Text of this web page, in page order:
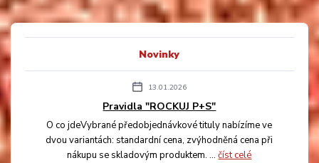
Novinky
13.01.2026
Pravidla "ROCKUJ P+S"
O co jdeVybrané předobjednávkové tituly nabízíme ve
dvou variantách: standardní cena, zvýhodněná cena při
nákupu se skladovým produktem. ...číst celé